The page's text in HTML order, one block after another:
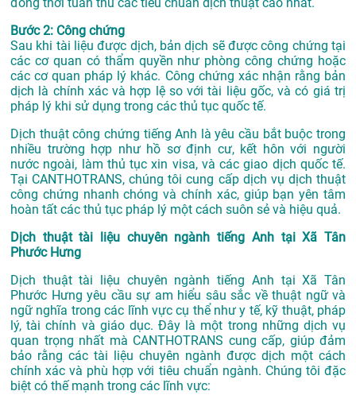
đồng thời tuân thủ các tiêu chuẩn dịch thuật cao nhất.
Bước 2: Công chứng
Sau khi tài liệu được dịch, bản dịch sẽ được công chứng tại
các cơ quan có thẩm quyền như phòng công chứng hoặc
các cơ quan pháp lý khác. Công chứng xác nhận rằng bản
dịch là chính xác và hợp lệ so với tài liệu gốc, và có giá trị
pháp lý khi sử dụng trong các thủ tục quốc tế.
Dịch thuật công chứng tiếng Anh là yêu cầu bắt buộc trong
nhiều trường hợp như hồ sơ định cư, kết hôn với người
nước ngoài, làm thủ tục xin visa, và các giao dịch quốc tế.
Tại CANTHOTRANS, chúng tôi cung cấp dịch vụ dịch thuật
công chứng nhanh chóng và chính xác, giúp bạn yên tâm
hoàn tất các thủ tục pháp lý một cách suôn sẻ và hiệu quả.
Dịch thuật tài liệu chuyên ngành tiếng Anh tại Xã Tân
Phước Hưng
Dịch thuật tài liệu chuyên ngành tiếng Anh tại Xã Tân
Phước Hưng yêu cầu sự am hiểu sâu sắc về thuật ngữ và
ngữ nghĩa trong các lĩnh vực cụ thể như y tế, kỹ thuật, pháp
lý, tài chính và giáo dục. Đây là một trong những dịch vụ
quan trọng nhất mà CANTHOTRANS cung cấp, giúp đảm
bảo rằng các tài liệu chuyên ngành được dịch một cách
chính xác và phù hợp với tiêu chuẩn ngành. Chúng tôi đặc
biệt có thế mạnh trong các lĩnh vực: